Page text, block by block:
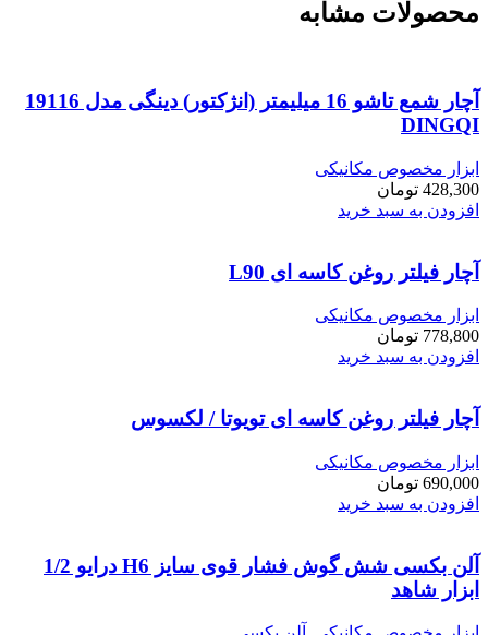
محصولات مشابه
آچار شمع تاشو 16 میلیمتر (انژکتور) دینگی مدل 19116
DINGQI
ابزار مخصوص مکانیکی
428,300 تومان
افزودن به سبد خرید
آچار فیلتر روغن کاسه ای L90
ابزار مخصوص مکانیکی
778,800 تومان
افزودن به سبد خرید
آچار فیلتر روغن کاسه ای تویوتا / لکسوس
ابزار مخصوص مکانیکی
690,000 تومان
افزودن به سبد خرید
آلن بکسی شش گوش فشار قوی سایز H6 درایو 1/2
ابزار شاهد